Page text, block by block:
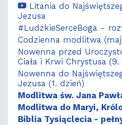
Litania do
Jezusa
#LudzkieSerceBoga -
Codzienna modlitwa
Nowenna przed
Ciała i Krwi Chrystusa (9.
Nowenna do
Jezusa (1. dzień)
Modlitwa św. Jana
Modlitwa do Maryi,
Biblia Tysiąclecia -